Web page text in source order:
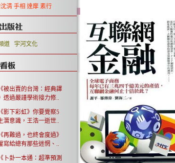
清 手相 達摩 素行
道 宇河文化
被出賣的台灣：經典譯
透過嚴謹學術接力修..
影下彩虹》你要覺察5
潛意識，王浩一逝世..
再難過，也終會度過》
寫給總有那些迷惘、..
卜卦一本通：超準預測